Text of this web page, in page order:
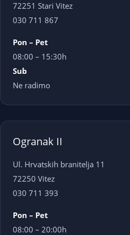
72251 Stari Vitez
030 711 867
Pon – Pet
08:00 – 15:30h
Sub
Ne radimo
Ogranak II
Ul. Hrvatskih branitelja 11
72250 Vitez
030 711 393
Pon – Pet
08:00 – 20:00h